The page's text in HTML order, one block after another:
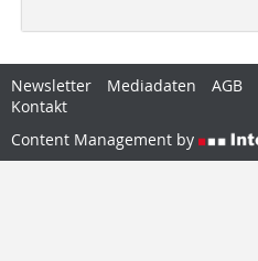
Newsletter Mediadaten AGB
Kontakt
Content Management by